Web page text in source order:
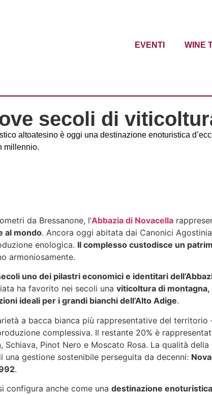
EVENTI WINE
secoli di
altoatesino è oggi una destinazione enoturistica
millennio.
da Bressanone, l’Abbazia di Novacella
al mondo. Ancora oggi abitata dai Canonici
enologica. Il complesso custodisce un
armoniosamente.
uno dei pilastri economici e identitari
ha favorito nei secoli una viticoltura di
ideali per i grandi bianchi dell’Alto Adige.
a bacca bianca più rappresentative del territorio
complessiva. Il restante 20% è
Pinot Nero e Moscato Rosa. La qualità
gestione sostenibile perseguita da decenni:
.
configura anche come una destinazione